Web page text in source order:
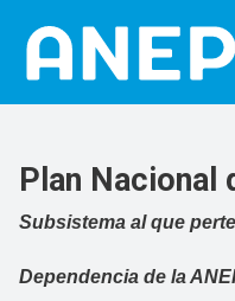
Plan Nacional
Subsistema al que
Dependencia de la